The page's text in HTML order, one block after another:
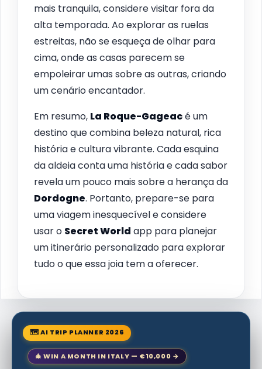
mais tranquila, considere visitar fora da
alta temporada. Ao explorar as ruelas
estreitas, não se esqueça de olhar para
cima, onde as casas parecem se
empoleirar umas sobre as outras, criando
um cenário encantador.
Em resumo, La Roque-Gageacé um
destino que combina beleza natural, rica
história e cultura vibrante. Cada esquina
da aldeia conta uma história e cada sabor
revela um pouco mais sobre a herança da
Dordogne. Portanto, prepare-se para
uma viagem inesquecível e considere
usar o Secret World app para planejar
um itinerário personalizado para explorar
tudo o que essa joia tem a oferecer.
🗺 AI TRIP PLANNER 2026
🎄 WIN A MONTH IN ITALY — €10,000 →